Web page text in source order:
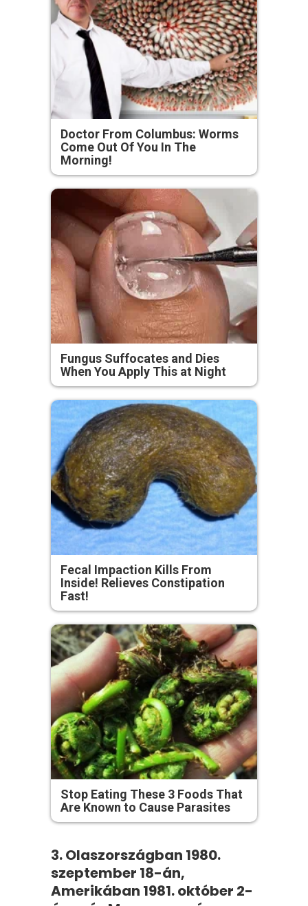
Doctor From Columbus: Worms
Come Out Of You In The
Morning!
Fungus Suffocates and Dies
When You Apply This at Night
Fecal Impaction Kills From
Inside! Relieves Constipation
Fast!
Stop Eating These 3 Foods That
Are Known to Cause Parasites
3. Olaszországban 1980.
szeptember 18-án,
Amerikában 1981. október 2-